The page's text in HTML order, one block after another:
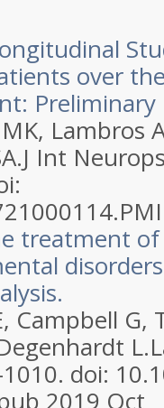
over
Preliminary
Lambros
Int
treatment
Campbell G,
doi:
2019 Oct